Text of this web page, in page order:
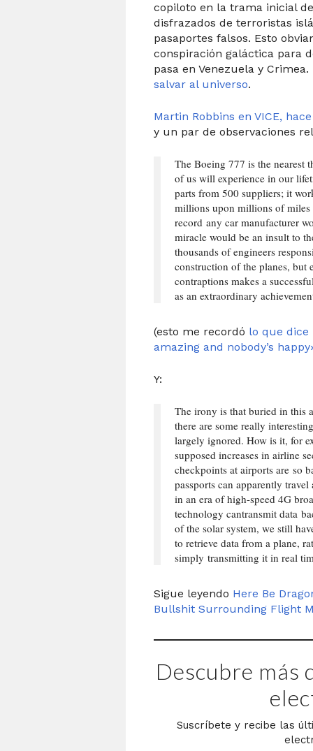
copiloto en la trama inicial
disfrazados de terroristas
pasaportes falsos. Esto
conspiración galáctica para
pasa en Venezuela y
salvar al universo.
Martin Robbins en VICE,
y un par de observaciones
The Boeing 777 is the nearest
of us will experience in our
parts from 500 suppliers; it
millions upon millions of
record any car manufacturer
miracle would be an insult to
thousands of engineers
construction of the planes, but
contraptions makes a
as an extraordinary
(esto me recordó lo que dice
amazing and nobody’s
Y:
The irony is that buried in this
there are some really
largely ignored. How is it, for
supposed increases in airline
checkpoints at airports are so
passports can apparently
in an era of high-speed 4G
technology cantransmit data
of the solar system, we still
to retrieve data from a plane,
simply transmitting it in real
Sigue leyendo Here Be
Bullshit Surrounding Flight
Descubre más
Suscríbete y recibe las